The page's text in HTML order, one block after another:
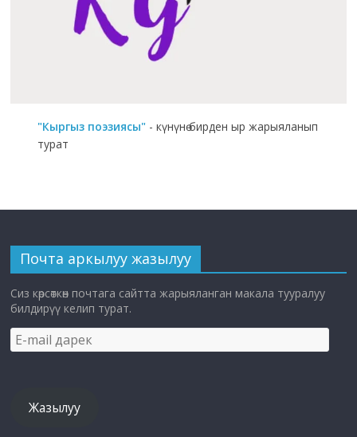
"Кыргыз поэзиясы" - күнүнө бирден ыр жарыяланып
турат
Почта аркылуу жазылуу
Сиз көрсөткөн почтага сайтта жарыяланган макала тууралуу
билдирүү келип турат.
E-
mail
Жазылуу